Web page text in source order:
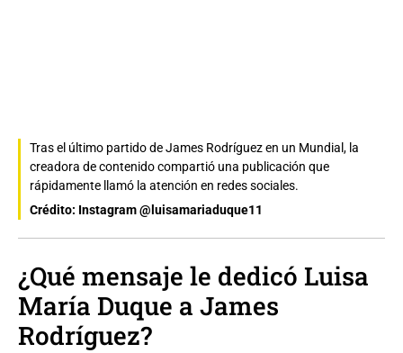
Tras el último partido de James Rodríguez en un Mundial, la
creadora de contenido compartió una publicación que
rápidamente llamó la atención en redes sociales.
Crédito: Instagram @luisamariaduque11
¿Qué mensaje le dedicó Luisa
María Duque a James
Rodríguez?